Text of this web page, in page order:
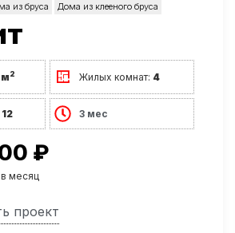
из бруса Дома из клееного бруса
м2 Жилых комнат: 4
12 3 мес
₽
месяц
проект